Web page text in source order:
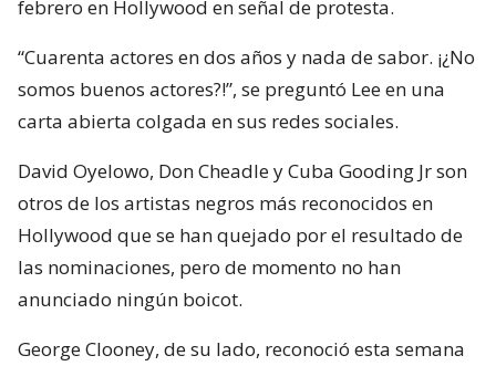
febrero en Hollywood en señal de protesta.
“Cuarenta actores en dos años y nada de sabor. ¡¿No
somos buenos actores?!”, se preguntó Lee en una
carta abierta colgada en sus redes sociales.
David Oyelowo, Don Cheadle y Cuba Gooding Jr son
otros de los artistas negros más reconocidos en
Hollywood que se han quejado por el resultado de
las nominaciones, pero de momento no han
anunciado ningún boicot.
George Clooney, de su lado, reconoció esta semana